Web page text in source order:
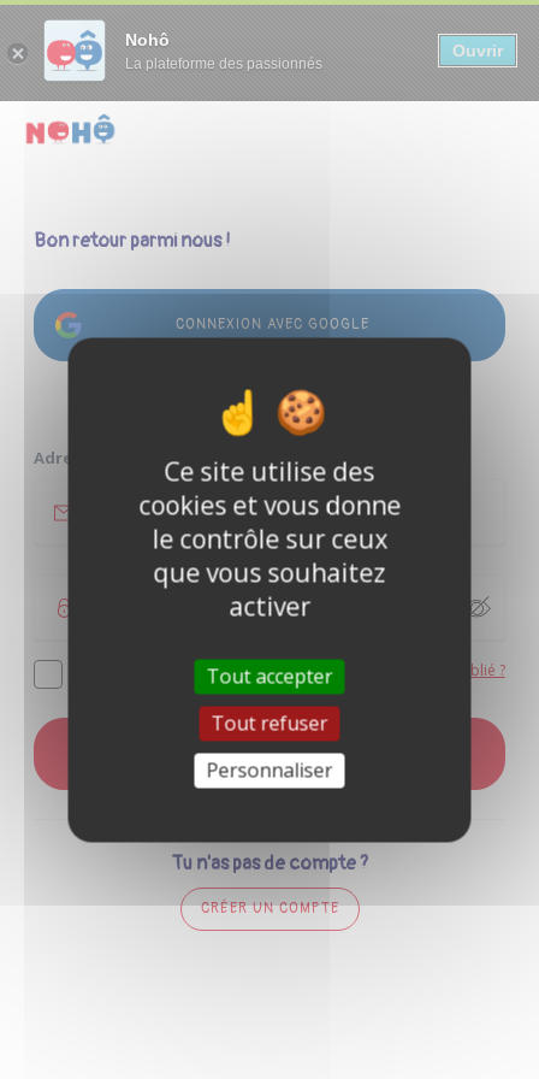
Nohô
La plateforme des passionnés
Ouvrir
Bon retour parmi nous !
CONNEXION AVEC GOOGLE
ou
Adresse e-mail
Se souvenir de moi Mot de passe oublié ?
CONNEXION
Tu n'as pas de compte ?
CRÉER UN COMPTE
Panneau de gestion des cookies
Ce site utilise des
cookies et vous donne
le contrôle sur ceux
que vous souhaitez
activer
Tout accepter
Tout refuser
Personnaliser